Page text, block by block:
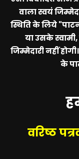
वाला स्वयं
स्थिति के लिये
या उसके
जिम्मेदारी नहीं
के
वरिष्ठ